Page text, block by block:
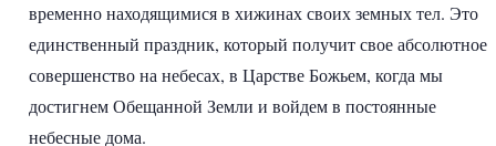
временно находящимися в хижинах своих земных тел. Это
единственный праздник, который получит свое абсолютное
совершенство на небесах, в Царстве Божьем, когда мы
достигнем Обещанной Земли и войдем в постоянные
небесные дома.